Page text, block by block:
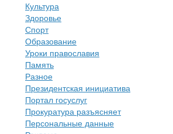
Культура
Здоровье
Спорт
Образование
Уроки православия
Память
Разное
Президентская инициатива
Портал госуслуг
Прокуратура разъясняет
Персональные данные